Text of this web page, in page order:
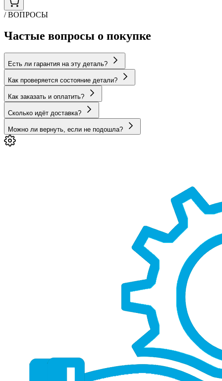
/ ВОПРОСЫ
Частые вопросы о покупке
Есть ли гарантия на эту деталь?
Как проверяется состояние детали?
Как заказать и оплатить?
Сколько идёт доставка?
Можно ли вернуть, если не подошла?